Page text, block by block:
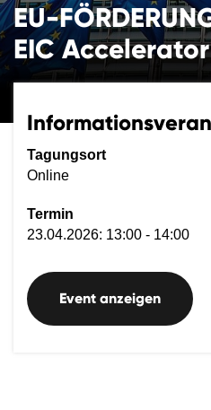
EU-
EIC Accelerator
Tagungsort
Online
Termin
23.04.2026: 13:00 - 14:00
Event anzeigen